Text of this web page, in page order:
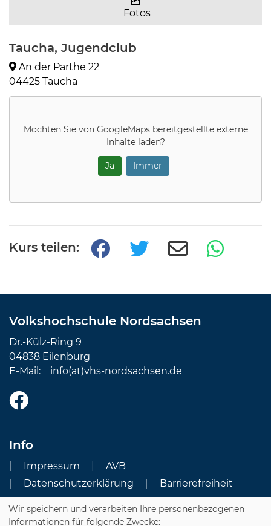
Fotos
Taucha, Jugendclub
An der Parthe 22
04425 Taucha
Möchten Sie von GoogleMapsbereitgestellte externe
Inhalte laden?
Ja Immer
Kurs teilen:
Volkshochschule Nordsachsen
Dr.-Külz-Ring 9
04838 Eilenburg
E-Mail: info(at)vhs-nordsachsen.de
Info
Impressum
AVB
Datenschutzerklärung
Barrierefreiheit
Cookie Einstellungen
Wir speichern und verarbeiten Ihre personenbezogenen
Informationen für folgende Zwecke: